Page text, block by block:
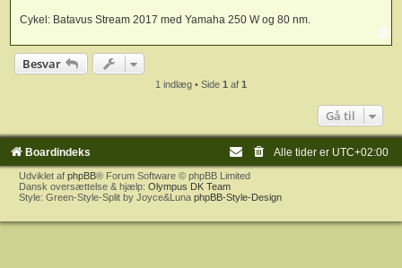
Cykel: Batavus Stream 2017 med Yamaha 250 W og 80 nm.
o
Besvar
1 indlæg • Side 1 af 1
Gå til
Boardindeks Alle tider er UTC+02:00
Udviklet af phpBB® Forum Software © phpBB Limited
Dansk oversættelse & hjælp: Olympus DK Team
Style: Green-Style-Split by Joyce&Luna phpBB-Style-Design